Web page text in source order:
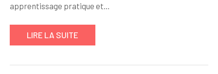
apprentissage pratique et…
LIRE LA SUITE